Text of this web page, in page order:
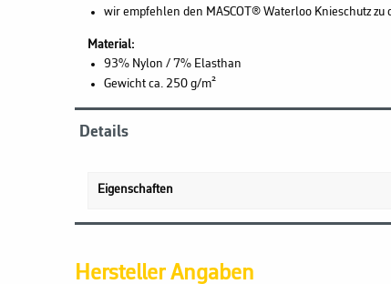
wir empfehlen den MASCOT® Waterloo Knieschutz zu
Material:
93% Nylon / 7% Elasthan
Gewicht ca. 250 g/m²
Details
Eigenschaften
Hersteller Angaben